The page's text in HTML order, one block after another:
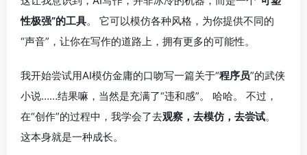
性极强”的工具。 它可以模仿各种风格，为你提供不同的
“声音”，让你在写作的道路上，拥有更多的可能性。
我开始尝试用AI模仿金庸的口吻写一篇关于“程序员”的武侠
小说……结果嘛，当然是充满了“违和感”。 哈哈。 不过，
在“创作”的过程中，我学会了去观察，去模仿，去尝试。
这本身就是一种成长。